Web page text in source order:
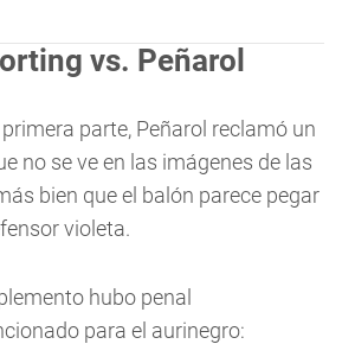
vs. Peñarol
parte, Peñarol reclamó un
no se ve en las imágenes de las
bien que el balón parece pegar
violeta.
hubo penal
para el aurinegro: